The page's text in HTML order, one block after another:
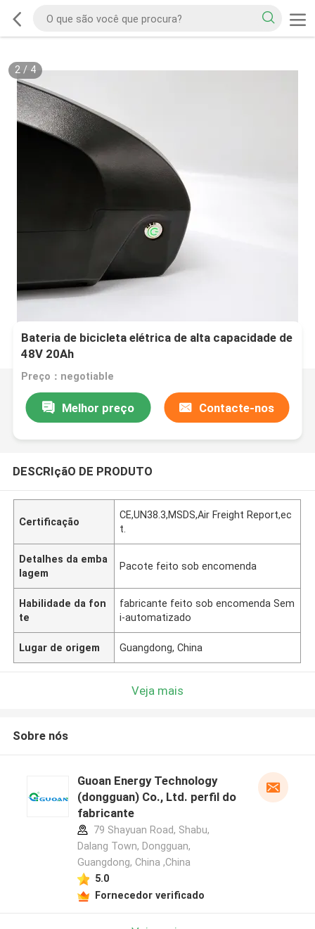
2/ 4
Bateria de bicicleta elétrica de alta capacidade de
48V 20Ah
Preço：negotiable
Melhor preço Contacte-nos
DESCRIçãO DE PRODUTO
Certificação
CE,UN38.3,MSDS,Air Freight Report,ec
t.
Detalhes da emba
lagem
Pacote feito sob encomenda
Habilidade da fon
te
fabricante feito sob encomenda Sem
i-automatizado
Lugar de origem Guangdong, China
Veja mais
Sobre nós
Guoan Energy Technology
(dongguan) Co., Ltd. perfil do
fabricante
79 Shayuan Road, Shabu,
Dalang Town, Dongguan,
Guangdong, China ,China
5.0
Fornecedor verificado